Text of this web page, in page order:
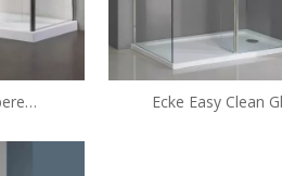
Ecke Easy Clean